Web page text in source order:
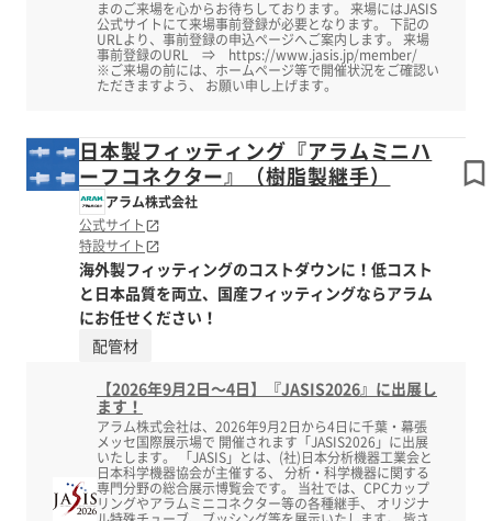
まのご来場を心からお待ちしております。 来場にはJASIS
公式サイトにて来場事前登録が必要となります。 下記の
URLより、事前登録の申込ページへご案内します。 来場
事前登録のURL ⇒ https://www.jasis.jp/member/
※ご来場の前には、ホームページ等で開催状況をご確認い
ただきますよう、 お願い申し上げます。
日本製フィッティング『アラムミニハ
ーフコネクター』（樹脂製継手）
アラム株式会社
公式サイト
特設サイト
海外製フィッティングのコストダウンに！低コスト
と日本品質を両立、国産フィッティングならアラム
にお任せください！
配管材
【2026年9月2日～4日】『JASIS2026』に出展し
ます！
アラム株式会社は、2026年9月2日から4日に千葉・幕張
メッセ国際展示場で 開催されます「JASIS2026」に出展
いたします。 「JASIS」とは、(社)日本分析機器工業会と
日本科学機器協会が主催する、 分析・科学機器に関する
専門分野の総合展示博覧会です。 当社では、CPCカップ
リングやアラムミニコネクター等の各種継手、 オリジナ